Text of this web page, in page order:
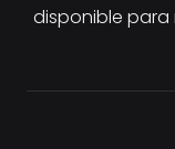
disponible para